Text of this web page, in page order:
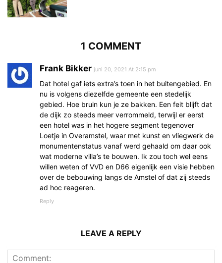
1 COMMENT
Frank Bikker juni 20, 2021 At 2:15 pm
Dat hotel gaf iets extra’s toen in het buitengebied. En
nu is volgens diezelfde gemeente een stedelijk
gebied. Hoe bruin kun je ze bakken. Een feit blijft dat
de dijk zo steeds meer verrommeld, terwijl er eerst
een hotel was in het hogere segment tegenover
Loetje in Overamstel, waar met kunst en vliegwerk de
monumentenstatus vanaf werd gehaald om daar ook
wat moderne villa’s te bouwen. Ik zou toch wel eens
willen weten of VVD en D66 eigenlijk een visie hebben
over de bebouwing langs de Amstel of dat zij steeds
ad hoc reageren.
Reply
LEAVE A REPLY